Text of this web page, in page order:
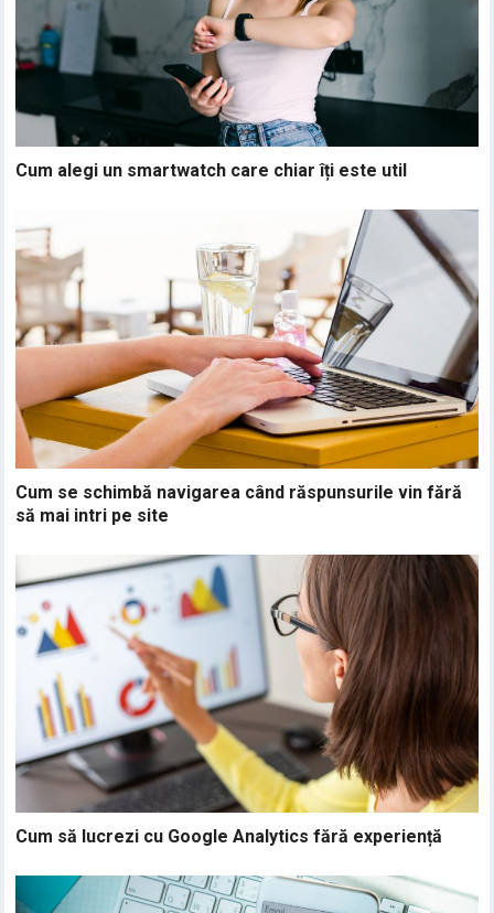
Cum alegi un smartwatch care chiar îți este util
Cum se schimbă navigarea când răspunsurile vin fără
să mai intri pe site
Cum să lucrezi cu Google Analytics fără experiență